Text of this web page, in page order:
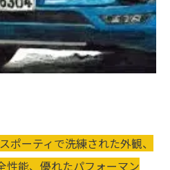
ポーティで洗練された外観、
性能、優れたパフォーマン